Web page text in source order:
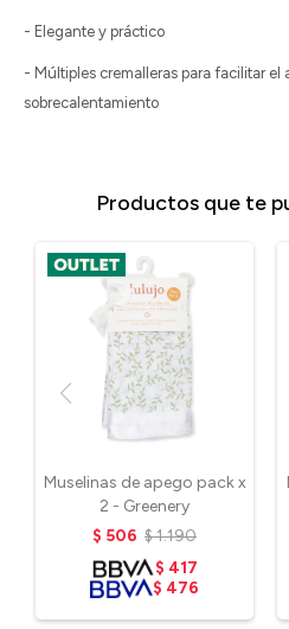
- Elegante y práctico
- Múltiples cremalleras para facilitar el
sobrecalentamiento
Productos que te
Muselinas de apego pack x
2 - Greenery
$ 506 $1.190
$ 417
$ 476